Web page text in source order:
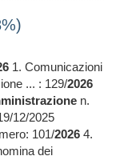
1. Comunicazioni
... : 129/2026
n.
12/2025
101/2026 4.
dei